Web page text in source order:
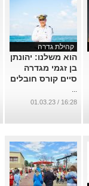
קהילת גדרה
הוא משלנו: יהונתן
בן זגמי מגדרה
סיים קורס חובלים
...
16:28 / 01.03.23